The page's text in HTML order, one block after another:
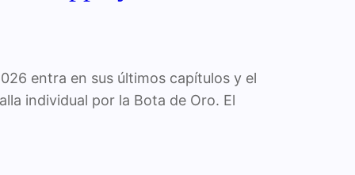
entra en sus últimos capítulos y el
individual por la Bota de Oro. El